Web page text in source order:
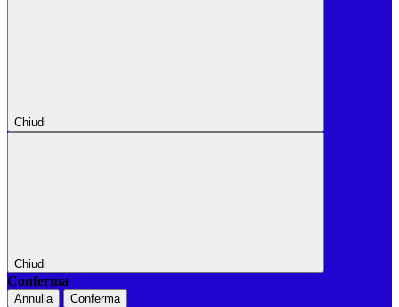
Chiudi
Chiudi
Conferma
Annulla Conferma